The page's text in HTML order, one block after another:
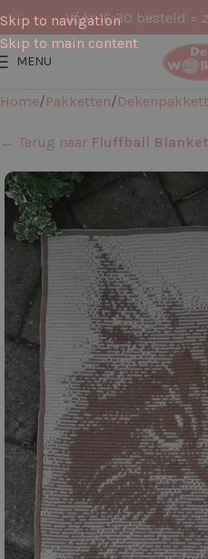
Skip to navigation
Skip to main content
Vóór 16:30 besteld =
MENU
Home Pakketten
← Terug naar Fluffball Blanket